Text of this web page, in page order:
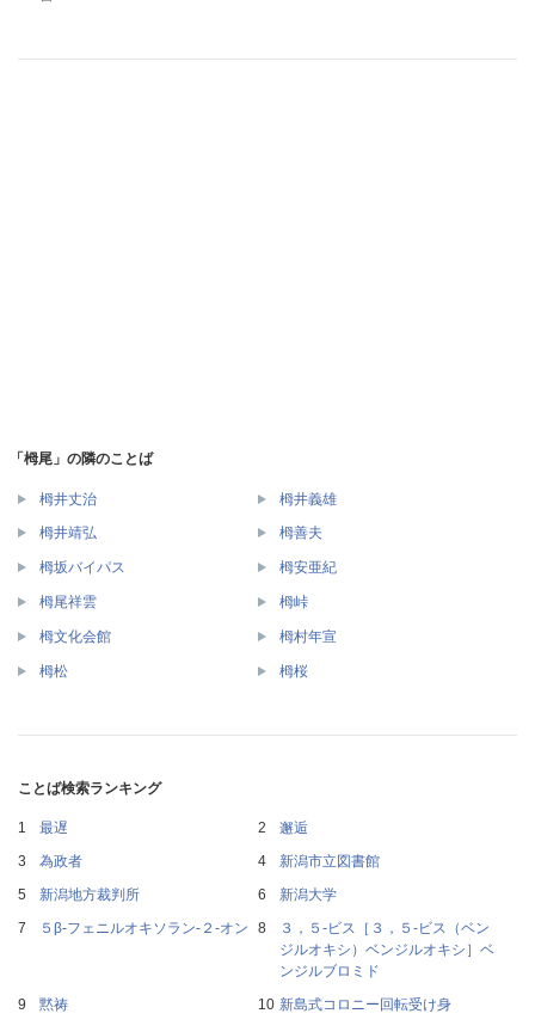
「栂尾」の隣のことば
栂井丈治 栂井義雄
栂井靖弘 栂善夫
栂坂バイパス 栂安亜紀
栂尾祥雲 栂峠
栂文化会館 栂村年宣
栂松 栂桜
ことば検索ランキング
最遅
邂逅
為政者
新潟市立図書館
新潟地方裁判所
新潟大学
５β‐フェニルオキソラン‐２‐オン
３，５‐ビス［３，５‐ビス（ベン
ジルオキシ）ベンジルオキシ］ベ
ンジルブロミド
黙祷
新島式コロニー回転受け身